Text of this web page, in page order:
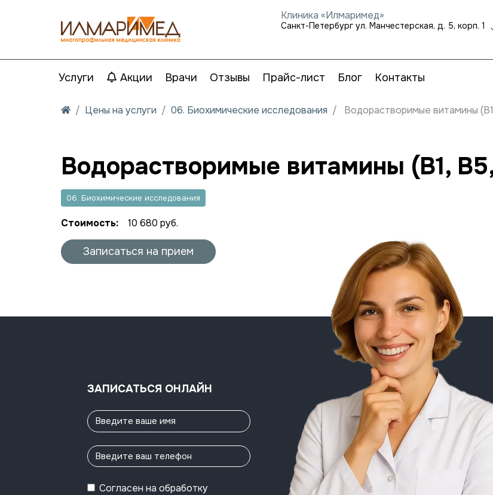
Клиника «Илмаримед»
Санкт-Петербург ул. Манчестерская, д. 5, корп. 1
Услуги Акции Врачи Отзывы Прайс-лист Блог Контакты
Цены на услуги 06. Биохимические исследования Водорастворимые витамины
Водорастворимые витамины (B1,
06. Биохимические исследования
Стоимость: 10 680 руб.
Записаться на прием
ЗАПИСАТЬСЯ ОНЛАЙН
Согласен на обработку